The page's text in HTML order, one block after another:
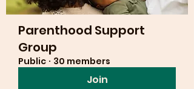
Parenthood Support
Group
Public · 30 members
Join